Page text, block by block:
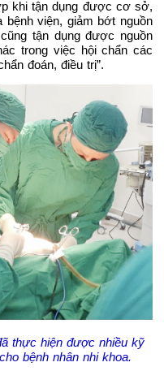
khi tận dụng được cơ sở,
viện, giảm bớt nguồn
tận dụng được nguồn
trong việc hội chẩn các
đoán, điều trị”.
thực hiện được nhiều kỹ
bệnh nhân nhi khoa.